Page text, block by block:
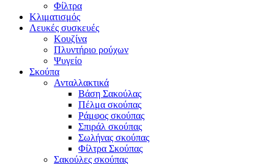
Φίλτρα
Κλιματισμός
Λευκές συσκευές
Κουζίνα
Πλυντήριο ρούχων
Ψυγείο
Σκούπα
Ανταλλακτικά
Βάση Σακούλας
Πέλμα σκούπας
Ράμφος σκούπας
Σπιράλ σκούπας
Σωλήνας σκούπας
Φίλτρα Σκούπας
Σακούλες σκούπας